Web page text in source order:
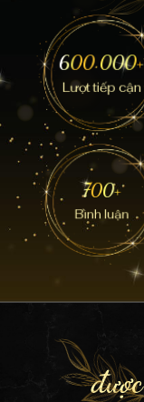
600.000+
Lượt tiếp cận
700+
Bình luận